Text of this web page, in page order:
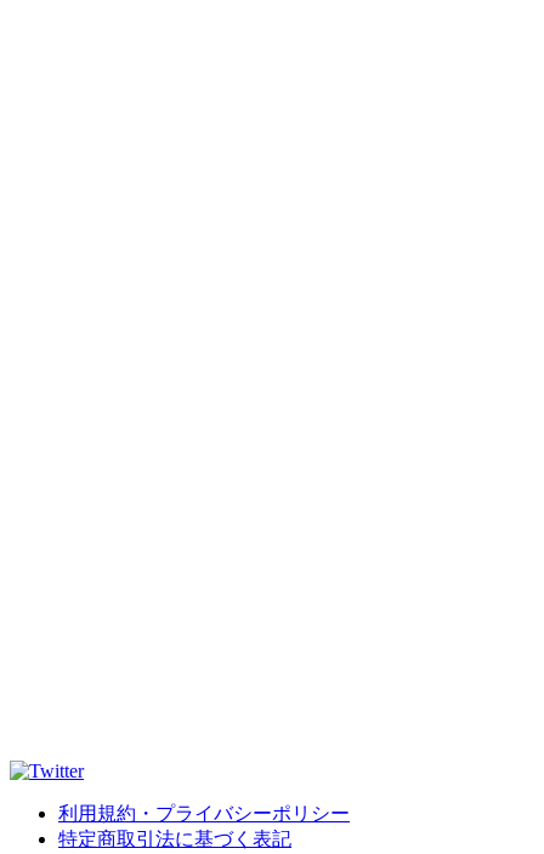
利用規約・プライバシーポリシー
特定商取引法に基づく表記